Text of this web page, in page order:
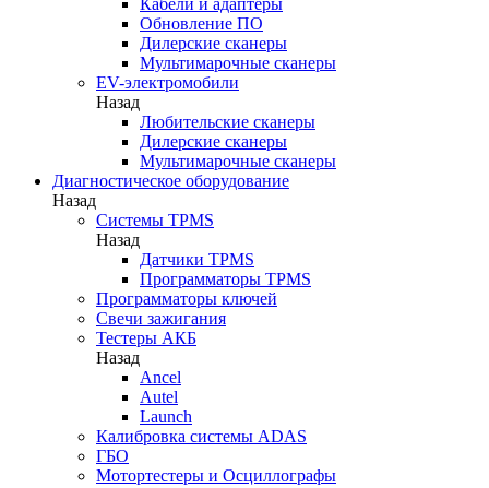
Обновление ПО
Дилерские сканеры
Мультимарочные сканеры
EV-электромобили
Назад
Любительские сканеры
Дилерские сканеры
Мультимарочные сканеры
Диагностическое оборудование
Назад
Системы TPMS
Назад
Датчики TPMS
Программаторы TPMS
Программаторы ключей
Свечи зажигания
Тестеры АКБ
Назад
Ancel
Autel
Launch
Калибровка системы ADAS
ГБО
Мотортестеры и Осциллографы